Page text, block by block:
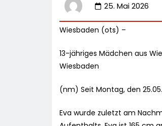
25. Mai 2026
Wiesbaden (ots) –
13-jähriges Mädchen aus
Wiesbaden
(nm) Seit Montag, den
Eva wurde zuletzt am